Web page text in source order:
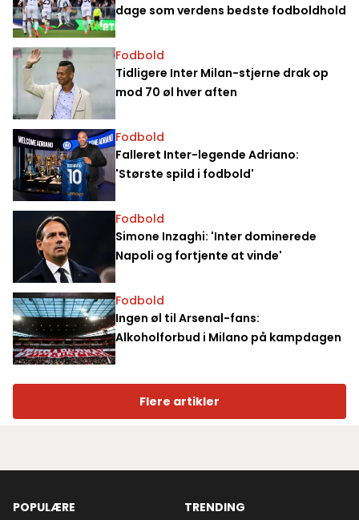
dage som verdens bedste fodboldhold
Fodbold
Tidligere Inter Milan-stjerne drak op
mod 70 øl hver aften
Fodbold
Falleret Inter-legende Adriano:
'Største spild i fodbold'
Fodbold
Simone Inzaghi: 'Inter dominerede
Napoli og fortjente at vinde'
Fodbold
Ingen øl til Arsenal-fans:
Alkoholforbud i Milano på kampdagen
Flere artikler
POPULÆRE
TRENDING